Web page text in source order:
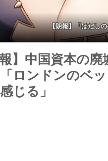
【朗報】「はだし
報】中国資本の
ロンドンのベ
じる」